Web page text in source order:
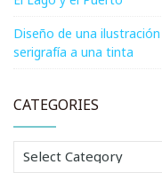
Diseño de una
serigrafía a una tinta
CATEGORIES
Categories